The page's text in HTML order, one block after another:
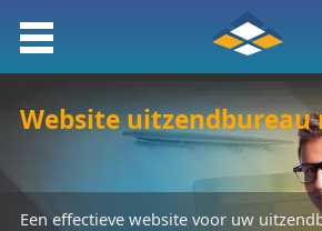
Website uitzendbureau
Een effectieve website voor uw